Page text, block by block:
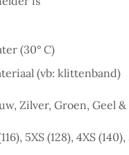
(30° C)
(vb: klittenband)
Zilver, Groen, Geel &
5XS (128), 4XS (140),